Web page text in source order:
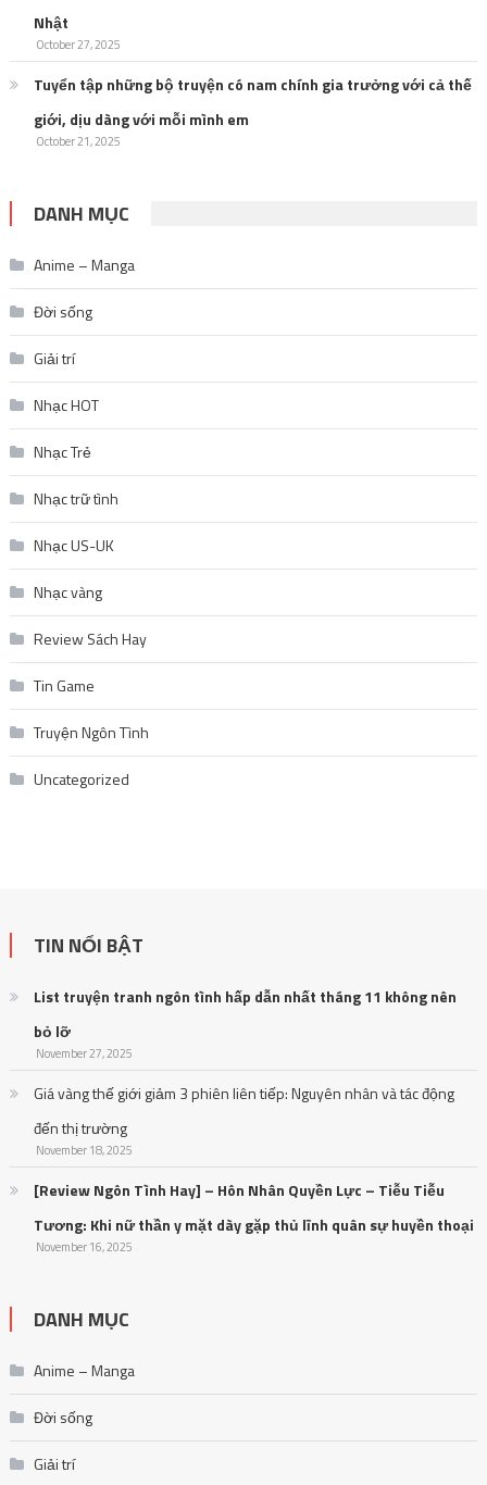
Nhật
October 27, 2025
Tuyển tập những bộ truyện có nam chính gia trưởng với cả thế
giới, dịu dàng với mỗi mình em
October 21, 2025
DANH MỤC
Anime – Manga
Đời sống
Giải trí
Nhạc HOT
Nhạc Trẻ
Nhạc trữ tình
Nhạc US-UK
Nhạc vàng
Review Sách Hay
Tin Game
Truyện Ngôn Tình
Uncategorized
TIN NỔI BẬT
List truyện tranh ngôn tình hấp dẫn nhất tháng 11 không nên
bỏ lỡ
November 27, 2025
Giá vàng thế giới giảm 3 phiên liên tiếp: Nguyên nhân và tác động
đến thị trường
November 18, 2025
[Review Ngôn Tình Hay] – Hôn Nhân Quyền Lực – Tiễu Tiễu
Tương: Khi nữ thần y mặt dày gặp thủ lĩnh quân sự huyền thoại
November 16, 2025
DANH MỤC
Anime – Manga
Đời sống
Giải trí